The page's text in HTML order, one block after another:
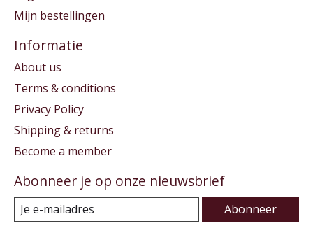
Mijn bestellingen
Informatie
About us
Terms & conditions
Privacy Policy
Shipping & returns
Become a member
Abonneer je op onze nieuwsbrief
Abonneer